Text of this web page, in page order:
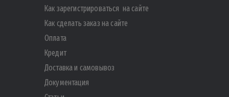
Как зарегистрироваться на сайте
Как сделать заказ на сайте
Оплата
Кредит
Доставка и самовывоз
Документация